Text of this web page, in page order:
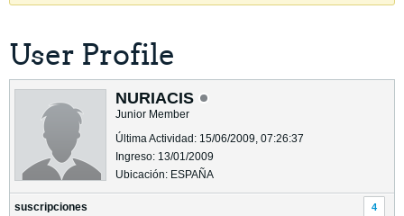
User Profile
NURIACIS
Junior Member
Última Actividad: 15/06/2009, 07:26:37
Ingreso: 13/01/2009
Ubicación: ESPAÑA
suscripciones 4